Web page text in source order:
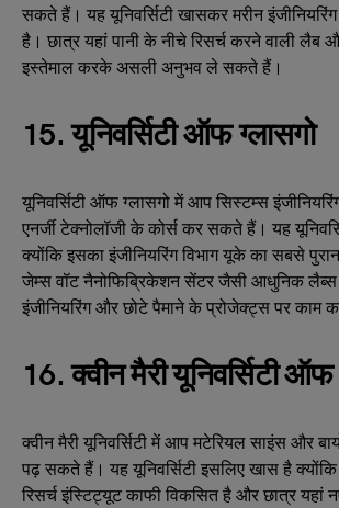
सकते हैं। यह यूनिवर्सिटी खासकर मरीन
है। छात्र यहां पानी के नीचे रिसर्च करने वाली
इस्तेमाल करके असली अनुभव ले सकते हैं।
15. यूनिवर्सिटी ऑफ ग्लासगो
यूनिवर्सिटी ऑफ ग्लासगो में आप सिस्टम्स
एनर्जी टेक्नोलॉजी के कोर्स कर सकते हैं। यह
क्योंकि इसका इंजीनियरिंग विभाग यूके का सबसे
जेम्स वॉट नैनोफिब्रिकेशन सेंटर जैसी आधुनिक लैब्स
इंजीनियरिंग और छोटे पैमाने के प्रोजेक्ट्स पर काम
16. क्वीन मैरी यूनिवर्सिटी
क्वीन मैरी यूनिवर्सिटी में आप मटेरियल साइंस और
पढ़ सकते हैं। यह यूनिवर्सिटी इसलिए खास है
रिसर्च इंस्टिट्यूट काफी विकसित है और छात्र यहां